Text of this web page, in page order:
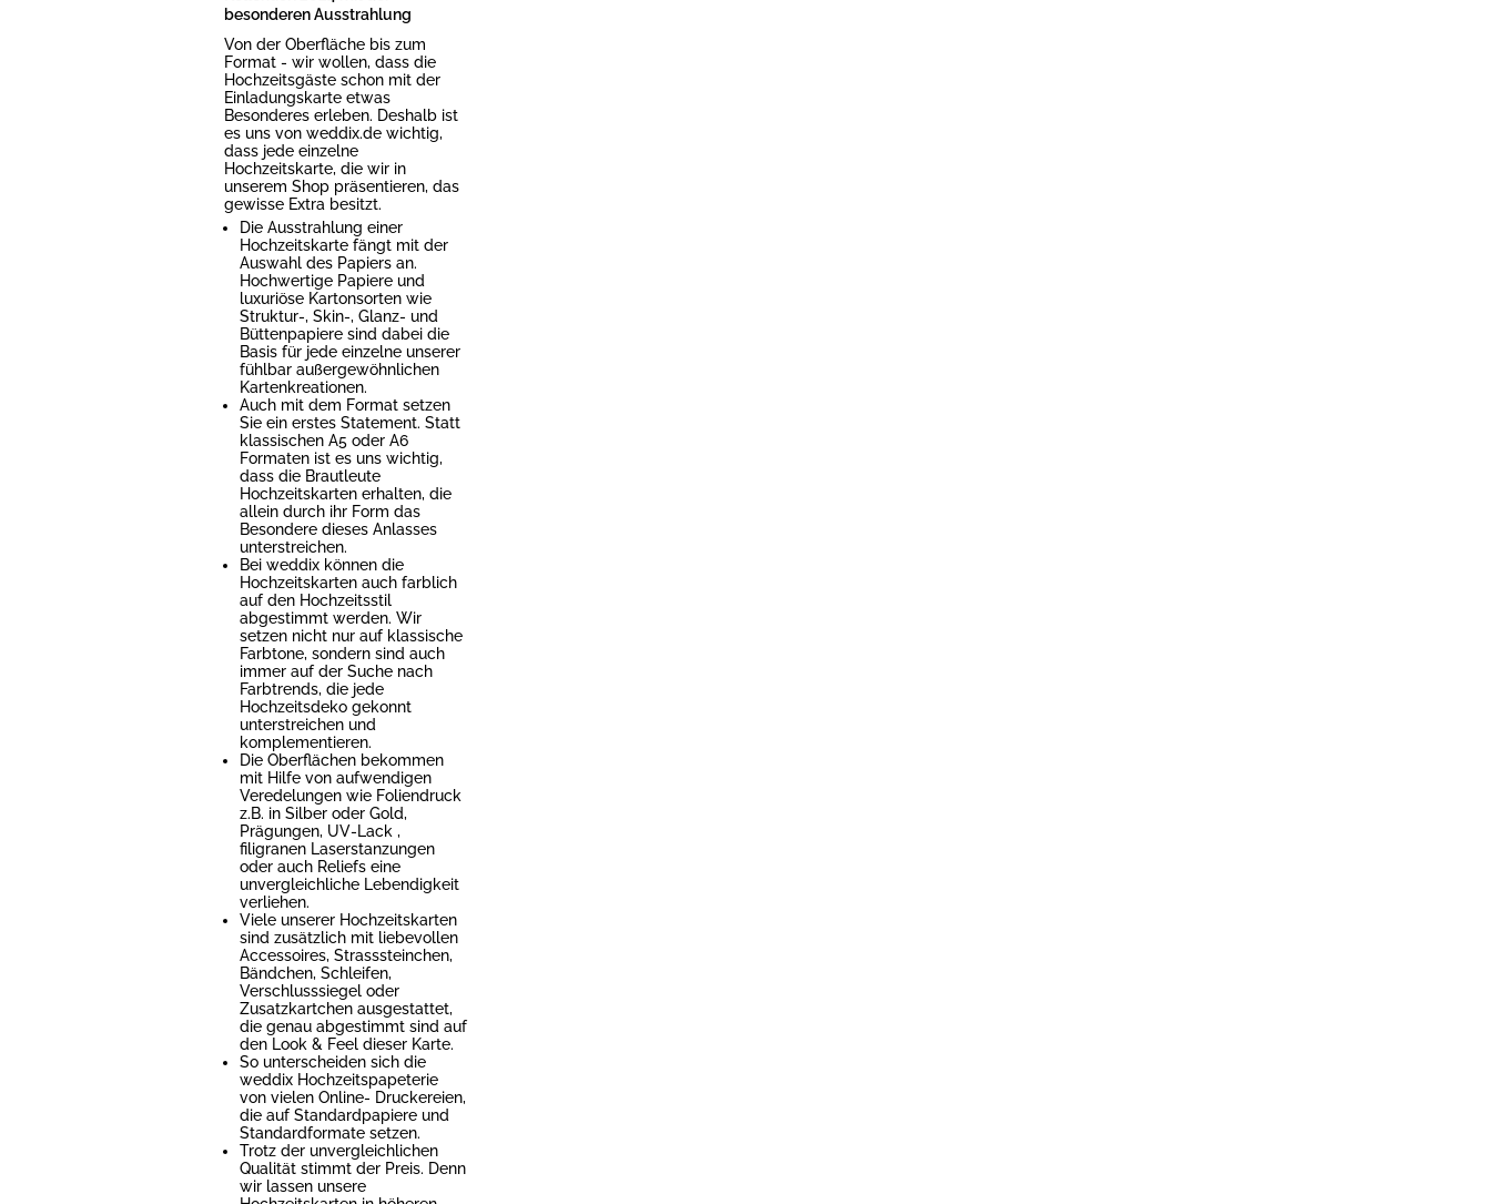
besonderen Ausstrahlung
Von der Oberfläche bis zum
Format - wir wollen, dass die
Hochzeitsgäste schon mit der
Einladungskarte etwas
Besonderes erleben. Deshalb ist
es uns von weddix.de wichtig,
dass jede einzelne
Hochzeitskarte, die wir in
unserem Shop präsentieren, das
gewisse Extra besitzt.
Die Ausstrahlung einer
Hochzeitskarte fängt mit der
Auswahl des Papiers an.
Hochwertige Papiere und
luxuriöse Kartonsorten wie
Struktur-, Skin-, Glanz- und
Büttenpapiere sind dabei die
Basis für jede einzelne unserer
fühlbar außergewöhnlichen
Kartenkreationen.
Auch mit dem Format setzen
Sie ein erstes Statement. Statt
klassischen A5 oder A6
Formaten ist es uns wichtig,
dass die Brautleute
Hochzeitskarten erhalten, die
allein durch ihr Form das
Besondere dieses Anlasses
unterstreichen.
Bei weddix können die
Hochzeitskarten auch farblich
auf den Hochzeitsstil
abgestimmt werden. Wir
setzen nicht nur auf klassische
Farbtone, sondern sind auch
immer auf der Suche nach
Farbtrends, die jede
Hochzeitsdeko gekonnt
unterstreichen und
komplementieren.
Die Oberflächen bekommen
mit Hilfe von aufwendigen
Veredelungen wie Foliendruck
z.B. in Silber oder Gold,
Prägungen, UV-Lack ,
filigranen Laserstanzungen
oder auch Reliefs eine
unvergleichliche Lebendigkeit
verliehen.
Viele unserer Hochzeitskarten
sind zusätzlich mit liebevollen
Accessoires, Strasssteinchen,
Bändchen, Schleifen,
Verschlusssiegel oder
Zusatzkartchen ausgestattet,
die genau abgestimmt sind auf
den Look & Feel dieser Karte.
So unterscheiden sich die
weddix Hochzeitspapeterie
von vielen Online- Druckereien,
die auf Standardpapiere und
Standardformate setzen.
Trotz der unvergleichlichen
Qualität stimmt der Preis. Denn
wir lassen unsere